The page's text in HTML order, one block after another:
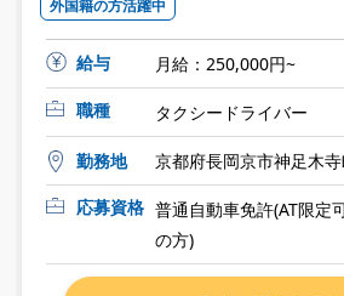
外国籍の方活躍中
給与
月給：250,000円~
職種
タクシードライバー
勤務地
京都府長岡京市神足木
応募資格 普通自動車免許(AT限定
の方)